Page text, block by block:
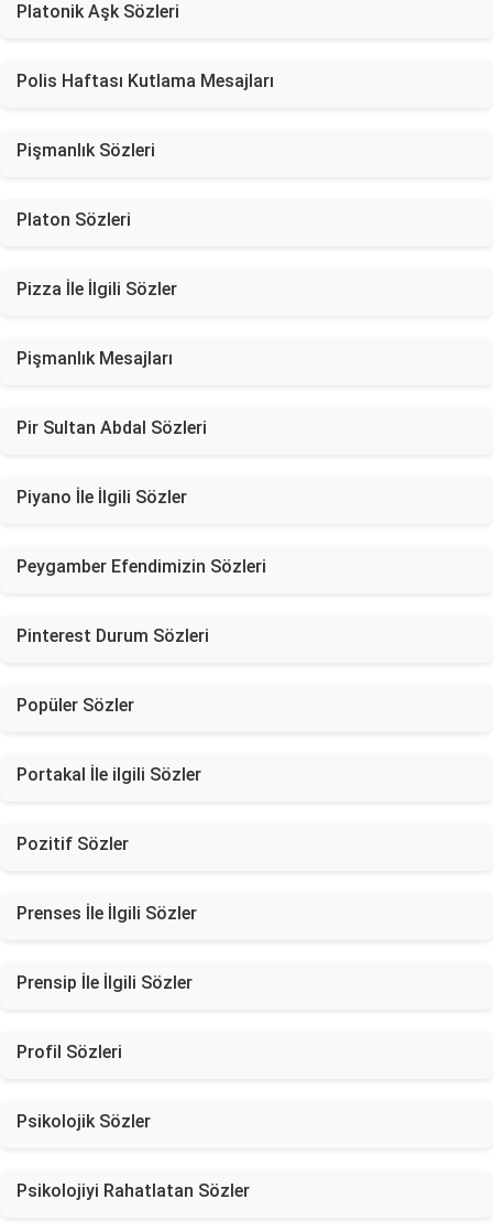
Platonik Aşk Sözleri
Polis Haftası Kutlama Mesajları
Pişmanlık Sözleri
Platon Sözleri
Pizza İle İlgili Sözler
Pişmanlık Mesajları
Pir Sultan Abdal Sözleri
Piyano İle İlgili Sözler
Peygamber Efendimizin Sözleri
Pinterest Durum Sözleri
Popüler Sözler
Portakal İle ilgili Sözler
Pozitif Sözler
Prenses İle İlgili Sözler
Prensip İle İlgili Sözler
Profil Sözleri
Psikolojik Sözler
Psikolojiyi Rahatlatan Sözler